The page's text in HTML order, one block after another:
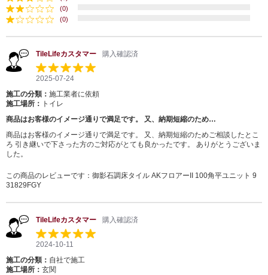
(0)
(0)
TileLifeカスタマー 購入確認済
2025-07-24
施工の分類： 施工業者に依頼
施工場所： トイレ
商品はお客様のイメージ通りで満足です。 又、納期短縮のため…
商品はお客様のイメージ通りで満足です。 又、納期短縮のためご相談したとこ
ろ 引き継いで下さった方のご対応がとても良かったです。 ありがとうございま
した。
この商品のレビューです： 御影石調床タイル AKフロアーII 100角平ユニット 9
31829FGY
TileLifeカスタマー 購入確認済
2024-10-11
施工の分類： 自社で施工
施工場所： 玄関